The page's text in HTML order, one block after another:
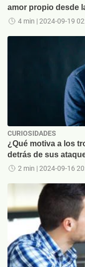
amor propio desde
4 min | 2024-09-19
CURIOSIDADES
¿Qué motiva a los
detrás de sus
2 min | 2024-09-16